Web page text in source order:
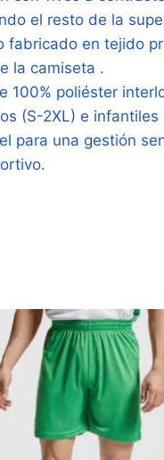
el resto de la
fabricado en tejido
la camiseta .
100% poliéster
(S-2XL) e
para una gestión